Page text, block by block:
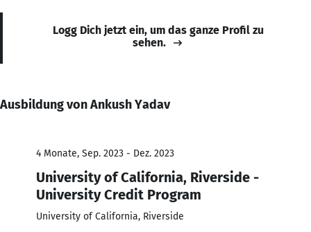
Logg Dich jetzt ein, um das ganze Profil zu
sehen.
Ausbildung von Ankush Yadav
4 Monate, Sep. 2023 - Dez. 2023
University of California, Riverside -
University Credit Program
University of California, Riverside